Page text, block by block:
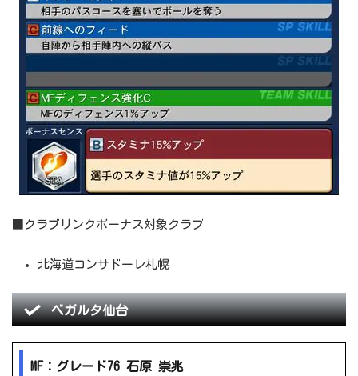
■クラブリンクボーナス対象クラブ
北海道コンサドーレ札幌
ベガルタ仙台
MF：グレード76 石原 崇兆